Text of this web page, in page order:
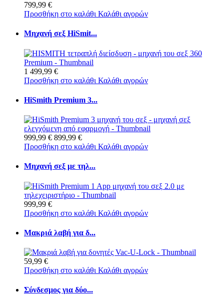
799,99 €
Προσθήκη στο καλάθι Καλάθι αγορών
Μηχανή σεξ HiSmit...
1 499,99 €
Προσθήκη στο καλάθι Καλάθι αγορών
HiSmith Premium 3...
999,99 € 899,99 €
Προσθήκη στο καλάθι Καλάθι αγορών
Μηχανή σεξ με τηλ...
999,99 €
Προσθήκη στο καλάθι Καλάθι αγορών
Μακριά λαβή για δ...
59,99 €
Προσθήκη στο καλάθι Καλάθι αγορών
Σύνδεσμος για δύο...